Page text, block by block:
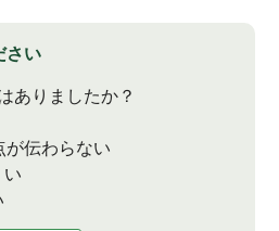
さい
ありましたか？
が伝わらない
い